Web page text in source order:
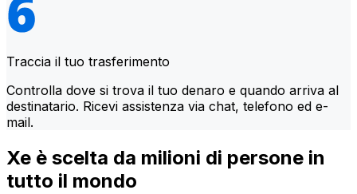
Traccia il tuo trasferimento
Controlla dove si trova il tuo denaro e quando arriva al
destinatario. Ricevi assistenza via chat, telefono ed e-
mail.
Xe è scelta da milioni di persone in
tutto il mondo